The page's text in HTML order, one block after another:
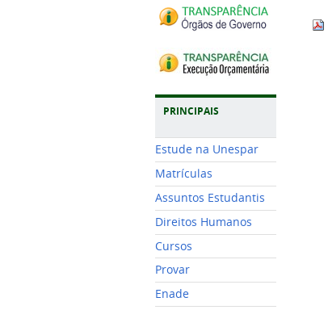
PRINCIPAIS
Estude na Unespar
Matrículas
Assuntos Estudantis
Direitos Humanos
Cursos
Provar
Enade